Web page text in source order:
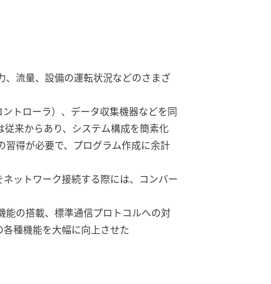
流量、設備の運転状況などのさまざ
トローラ）、データ収集機器などを同
来からあり、システム構成を簡素化
得が必要で、プログラム作成に余計
ットワーク接続する際には、コンバー
の搭載、標準通信プロトコルへの対
種機能を大幅に向上させた